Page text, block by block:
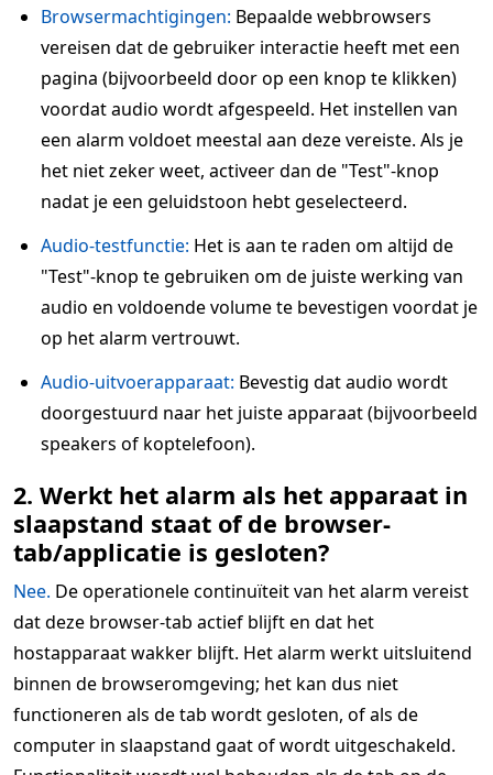
Browsermachtigingen: Bepaalde webbrowsers
vereisen dat de gebruiker interactie heeft met een
pagina (bijvoorbeeld door op een knop te klikken)
voordat audio wordt afgespeeld. Het instellen van
een alarm voldoet meestal aan deze vereiste. Als je
het niet zeker weet, activeer dan de "Test"-knop
nadat je een geluidstoon hebt geselecteerd.
Audio-testfunctie: Het is aan te raden om altijd de
"Test"-knop te gebruiken om de juiste werking van
audio en voldoende volume te bevestigen voordat je
op het alarm vertrouwt.
Audio-uitvoerapparaat: Bevestig dat audio wordt
doorgestuurd naar het juiste apparaat (bijvoorbeeld
speakers of koptelefoon).
2. Werkt het alarm als het apparaat in
slaapstand staat of de browser-
tab/applicatie is gesloten?
Nee. De operationele continuïteit van het alarm vereist
dat deze browser-tab actief blijft en dat het
hostapparaat wakker blijft. Het alarm werkt uitsluitend
binnen de browseromgeving; het kan dus niet
functioneren als de tab wordt gesloten, of als de
computer in slaapstand gaat of wordt uitgeschakeld.